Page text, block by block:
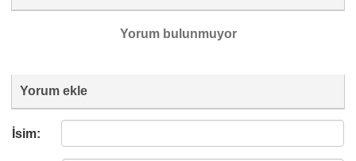
Yorum bulunmuyor
Yorum ekle
İsim: